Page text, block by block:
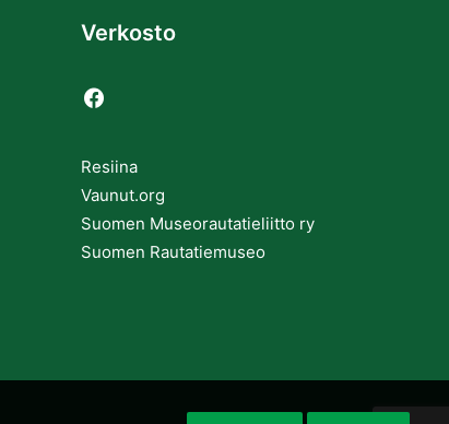
Verkosto
Resiina
Vaunut.org
Suomen Museorautatieliitto ry
Suomen Rautatiemuseo